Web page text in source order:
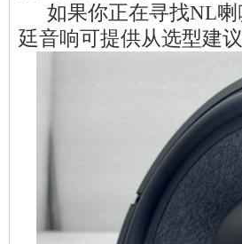
如果你正在寻找NL喇
廷音响可提供从选型建